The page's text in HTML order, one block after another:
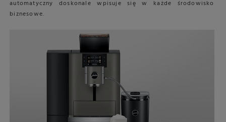
automatyczny doskonale wpisuje się w każde środowisko
biznesowe.